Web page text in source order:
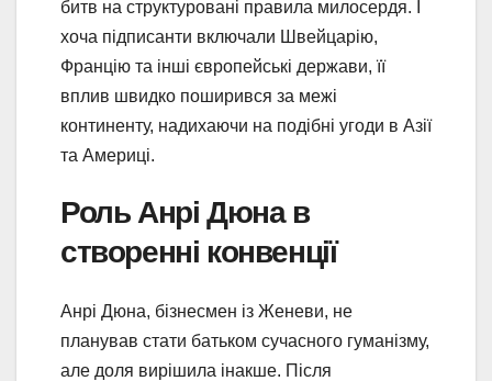
битв на структуровані правила милосердя. І
хоча підписанти включали Швейцарію,
Францію та інші європейські держави, її
вплив швидко поширився за межі
континенту, надихаючи на подібні угоди в Азії
та Америці.
Роль Анрі Дюна в
створенні конвенції
Анрі Дюна, бізнесмен із Женеви, не
планував стати батьком сучасного гуманізму,
але доля вирішила інакше. Після